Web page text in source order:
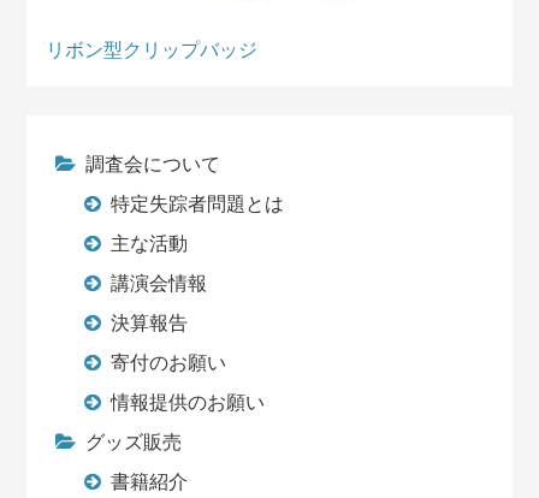
リボン型クリップバッジ
調査会について
特定失踪者問題とは
主な活動
講演会情報
決算報告
寄付のお願い
情報提供のお願い
グッズ販売
書籍紹介